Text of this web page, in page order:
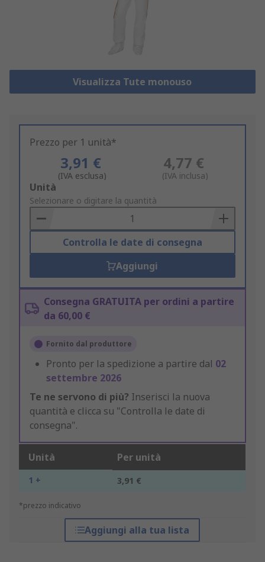
Visualizza Tute monouso
Prezzo per 1 unità*
3,91 €
(IVA esclusa)
4,77 €
(IVA inclusa)
Add
to
Basket
Unità
Selezionare o digitare la quantità
Controlla le date di consegna
Aggiungi
Consegna GRATUITA per ordini a partire
da 60,00 €
Fornito dal produttore
Pronto per la spedizione a partire dal 02
settembre 2026
Te ne servono di più? Inserisci la nuova
quantità e clicca su "Controlla le date di
consegna".
Unità Per unità
1 + 3,91 €
*prezzo indicativo
Aggiungi alla tua lista